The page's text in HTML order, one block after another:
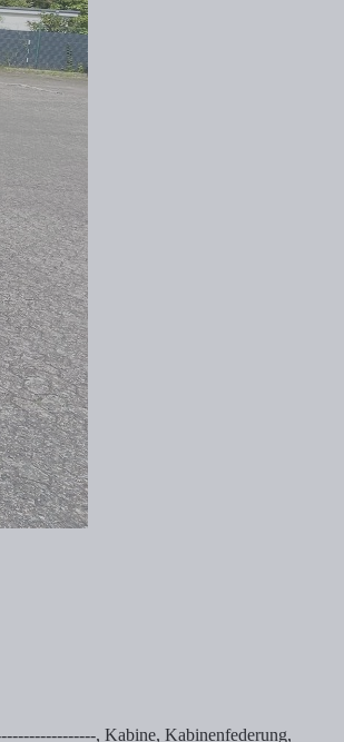
, Kabine, Kabinenfederung,